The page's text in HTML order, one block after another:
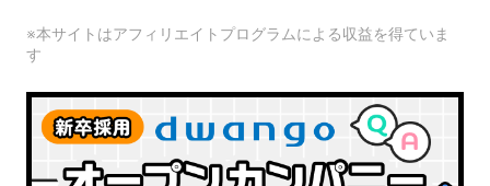
※本サイトはアフィリエイトプログラムによる収益を得ていま
す